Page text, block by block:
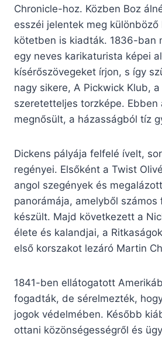
Chronicle-hoz. Közben Boz
esszéi jelentek meg
kötetben is kiadták. 1836-ban
egy neves karikaturista képei
kísérőszövegeket írjon, s így
nagy sikere, A Pickwick Klub,
szeretetteljes torzképe. Ebben
megnősült, a házasságból tíz
Dickens pályája felfelé ívelt,
regényei. Elsőként a Twist
angol szegények és
panorámája, amelyből számos
készült. Majd következett a
élete és kalandjai, a
első korszakot lezáró Martin
1841-ben ellátogatott
fogadták, de sérelmezték,
jogok védelmében. Később
ottani közönségességről és